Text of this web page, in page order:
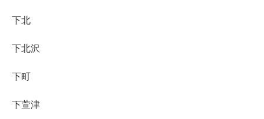
下北
下北沢
下町
下萱津